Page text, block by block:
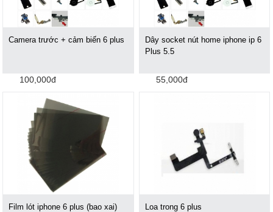
Camera trước + cảm biến 6 plus
100,000đ
Dây socket nút home iphone ip 6
Plus 5.5
55,000đ
Film lót iphone 6 plus (bao xai) Loa trong 6 plus